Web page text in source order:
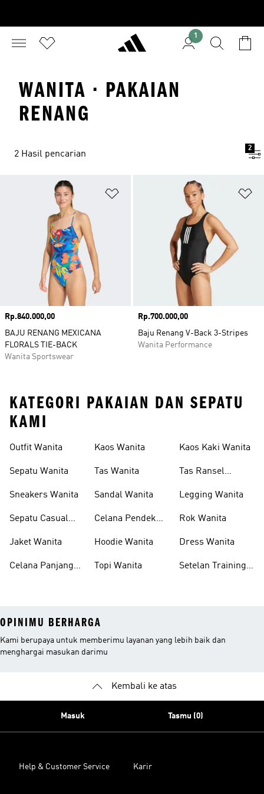
1
WANITA · PAKAIAN
RENANG
2 Hasil pencarian
2
Tambahkan ke Wishlist
Harga
Rp.840.000,00
BAJU RENANG MEXICANA
FLORALS TIE-BACK
Wanita Sportswear
Harga
Rp.700.000,00
Baju Renang V-Back 3-Stripes
Wanita Performance
KATEGORI PAKAIAN DAN SEPATU
KAMI
Outfit Wanita
Sepatu Wanita
Sneakers Wanita
Sepatu Casual
Jaket Wanita
Celana Panjang
Kaos Wanita
Tas Wanita
Sandal Wanita
Celana Pendek
Hoodie Wanita
Topi Wanita
Kaos Kaki Wanita
Tas Ransel
Legging Wanita
Rok Wanita
Dress Wanita
Setelan Training
OPINIMU BERHARGA
Kami berupaya untuk memberimu layanan yang lebih baik dan
menghargai masukan darimu
Kembali ke atas
Masuk Tasmu (0)
Help & Customer Service Karir